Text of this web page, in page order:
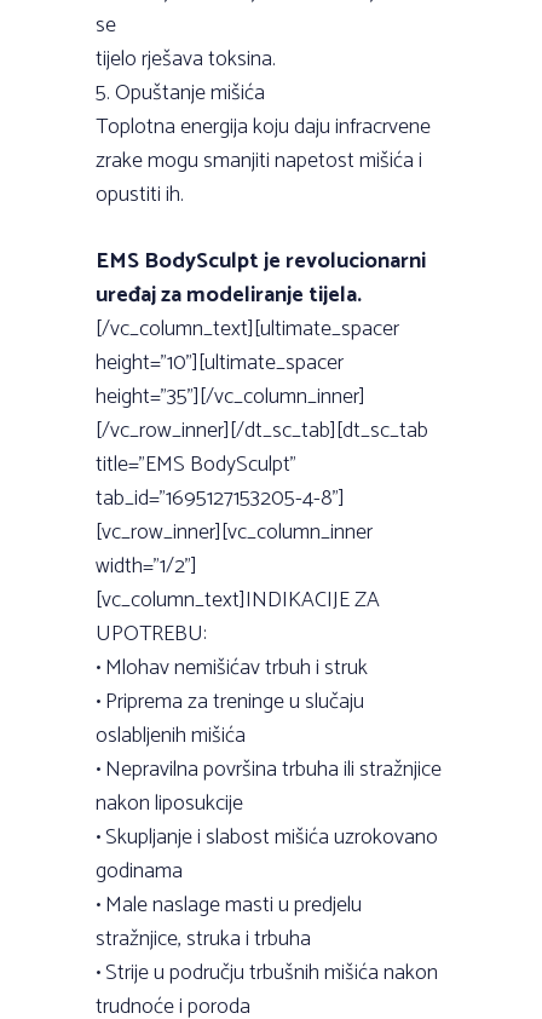
se
tijelo rješava toksina.
5. Opuštanje mišića
Toplotna energija koju daju infracrvene
zrake mogu smanjiti napetost mišića i
opustiti ih.
EMS BodySculpt je revolucionarni
uređaj za modeliranje tijela.
[/vc_column_text][ultimate_spacer
height=”10”][ultimate_spacer
height=”35”][/vc_column_inner]
[/vc_row_inner][/dt_sc_tab][dt_sc_tab
title=”EMS BodySculpt”
tab_id=”1695127153205-4-8”]
[vc_row_inner][vc_column_inner
width=”1/2”]
[vc_column_text]INDIKACIJE ZA
UPOTREBU:
• Mlohav nemišićav trbuh i struk
• Priprema za treninge u slučaju
oslabljenih mišića
• Nepravilna površina trbuha ili stražnjice
nakon liposukcije
• Skupljanje i slabost mišića uzrokovano
godinama
• Male naslage masti u predjelu
stražnjice, struka i trbuha
• Strije u području trbušnih mišića nakon
trudnoće i poroda